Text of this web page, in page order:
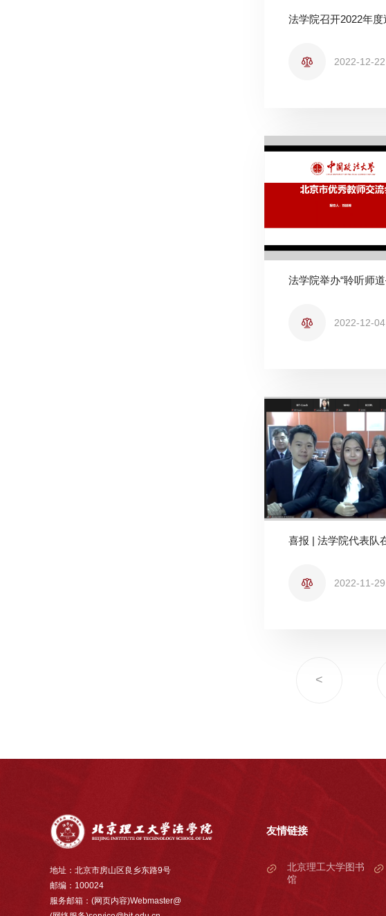
2022-12-22
2022-12-04
2022-11-29
<
地址：北京市房山区良乡东路9号
邮编：100024
服务邮箱：(网页内容)Webmaster@
友情链接
北京理工大学图书
馆